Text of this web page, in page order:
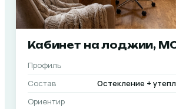
Кабинет на лоджии,
Профиль
Состав
Остекление +
Ориентир